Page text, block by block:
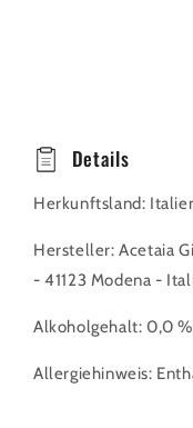
Details
Herkunftsland:
Hersteller: Acetaia
- 41123 Modena -
Alkoholgehalt: 0,0
Allergiehinweis: